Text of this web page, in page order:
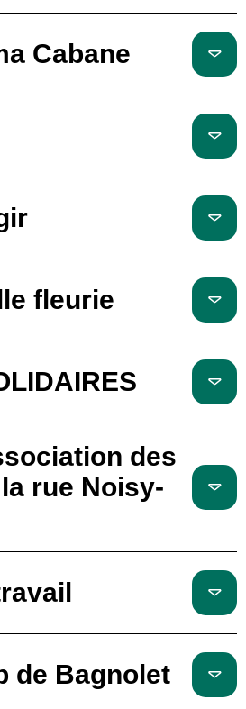
Cabane
fleurie
des
rue Noisy-
de Bagnolet